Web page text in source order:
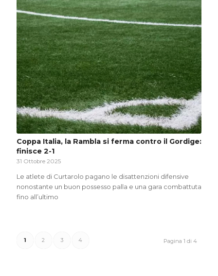
Coppa Italia, la Rambla si ferma contro il Gordige:
finisce 2-1
31 Ottobre 2025
Le atlete di Curtarolo pagano le disattenzioni difensive
nonostante un buon possesso palla e una gara combattuta
fino all’ultimo
Pagina 1 di 4
1 2 3 4